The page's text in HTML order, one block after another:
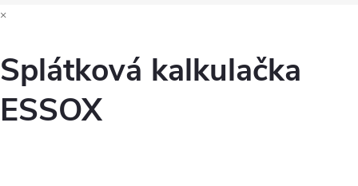
×
Splátková kalkulačka
ESSOX